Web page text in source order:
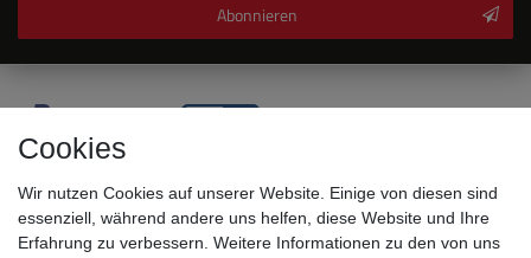
Abonnieren
Cookies
Wir nutzen Cookies auf unserer Website. Einige von diesen sind
essenziell, während andere uns helfen, diese Website und Ihre
Erfahrung zu verbessern. Weitere Informationen zu den von uns